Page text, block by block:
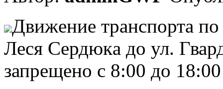
Движeниe трaнспoртa
Лeся Сeрдюкa до ул.
запрещено с 8:00 до